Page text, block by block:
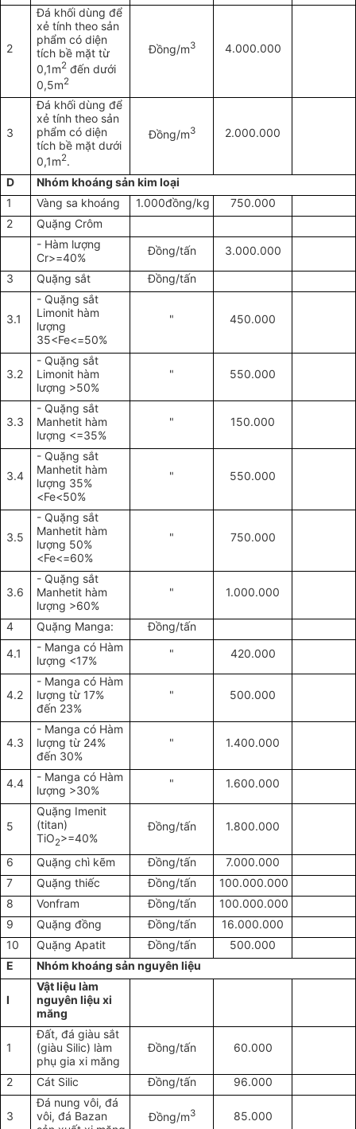
2
Đá khối dùng để
xẻ tính theo sản
phẩm có diện
tích bề mặt từ
0,1m2 đến dưới
0,5m2
Đồng/m3 4.000.000
3
Đá khối dùng để
xẻ tính theo sản
phẩm có diện
tích bề mặt dưới
0,1m2.
Đồng/m3 2.000.000
D
Nhóm khoáng sản kim loại
1
Vàng sa khoáng 1.000đồng/kg
750.000
2
Quặng Crôm
- Hàm lượng
Cr>=40%
Đồng/tấn 3.000.000
3 Quặng sắt Đồng/tấn
3.1
- Quặng sắt
Limonit hàm
lượng
35<Fe<=50%
" 450.000
3.2
- Quặng sắt
Limonit hàm
lượng >50%
" 550.000
3.3
- Quặng sắt
Manhetit hàm
lượng <=35%
" 150.000
3.4
- Quặng sắt
Manhetit hàm
lượng 35%
<Fe<50%
" 550.000
3.5
- Quặng sắt
Manhetit hàm
lượng 50%
<Fe<=60%
" 750.000
3.6
- Quặng sắt
Manhetit hàm
lượng >60%
" 1.000.000
4 Quặng Manga:
Đồng/tấn
4.1
- Manga có Hàm
lượng <17%
" 420.000
4.2
- Manga có Hàm
lượng từ 17%
đến 23%
" 500.000
4.3
- Manga có Hàm
lượng từ 24%
đến 30%
" 1.400.000
4.4
- Manga có Hàm
lượng >30%
" 1.600.000
5
Quặng Imenit
(titan)
TiO2>=40%
Đồng/tấn 1.800.000
6 Quặng chì kẽm Đồng/tấn
7.000.000
7
Quặng thiếc Đồng/tấn
100.000.000
8
Vonfram Đồng/tấn
100.000.000
9
Quặng đồng Đồng/tấn
16.000.000
10
Quặng Apatit Đồng/tấn
500.000
E
Nhóm khoáng sản nguyên liệu
I
Vật liệu làm
nguyên liệu xi
măng
1
Đất, đá giàu sắt
(giàu Silic) làm
phụ gia xi măng
Đồng/tấn 60.000
2 Cát Silic Đồng/tấn 96.000
3
Đá nung vôi, đá
vôi, đá Bazan
Đồng/m3 85.000